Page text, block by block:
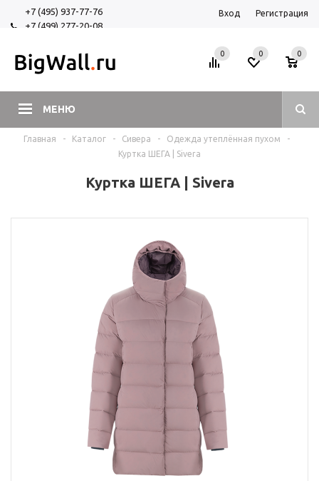
+7 (495) 937-77-76
+7 (499) 277-20-08
Вход Регистрация
МЕНЮ
0 0
0
Главная - Каталог - Сивера - Одежда утеплённая пухом
-
Куртка ШЕГА | Sivera
Куртка ШЕГА | Sivera